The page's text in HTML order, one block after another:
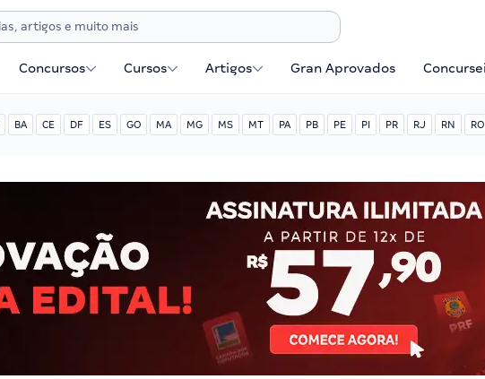
Concursos Cursos Artigos Gran Aprovados
BA CE DF ES GO MA MG MS MT PA PB PE PI PR RJ RN RO